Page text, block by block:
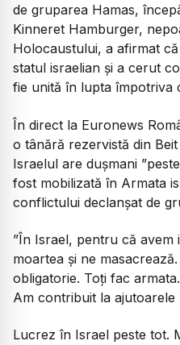
de gruparea Hamas,
Kinneret Hamburger,
Holocaustului, a afirmat
statul israelian și a cerut
fie unită în lupta împotriva
În direct la Euronews
o tânără rezervistă din
Israelul are dușmani
fost mobilizată în Armata
conflictului declanșat de
”În Israel, pentru că avem
moartea și ne
obligatorie. Toți fac
Am contribuit la ajutoarele
Lucrez în Israel peste tot.